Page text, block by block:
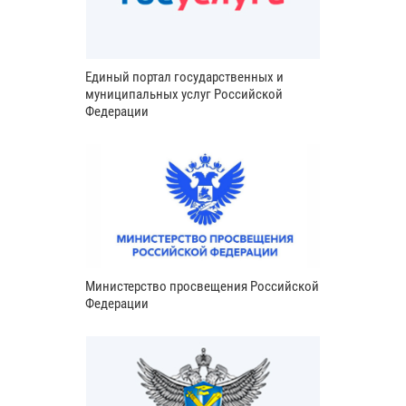
Единый портал государственных и
муниципальных услуг Российской
Федерации
Министерство просвещения Российской
Федерации